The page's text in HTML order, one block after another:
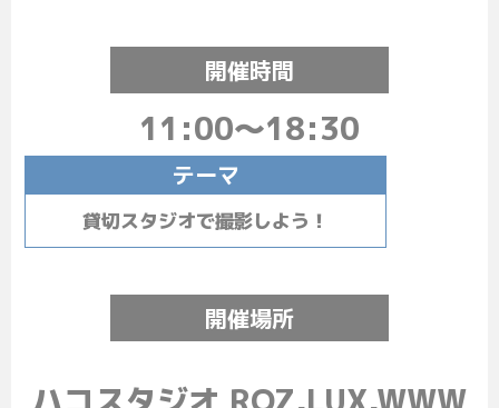
開催時間
11:00～18:30
テーマ
貸切スタジオで撮影しよう！
開催場所